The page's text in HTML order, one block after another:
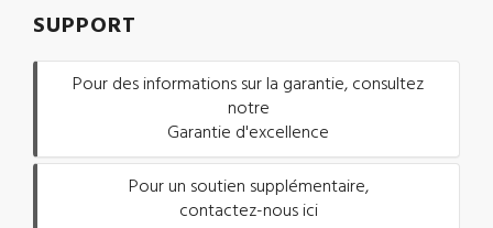
SUPPORT
Pour des informations sur la garantie, consultez
notre
Garantie d'excellence
Pour un soutien supplémentaire,
contactez-nous ici